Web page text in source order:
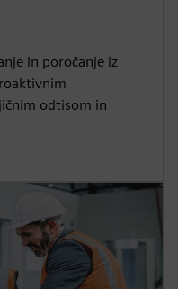
in poročanje iz
odtisom in